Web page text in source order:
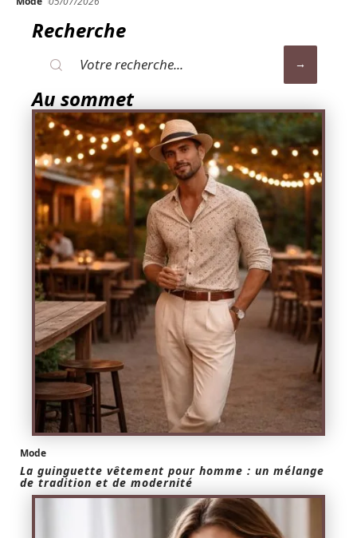
Recherche
Au sommet
Mode
La guinguette vêtement pour homme : un mélange
de tradition et de modernité